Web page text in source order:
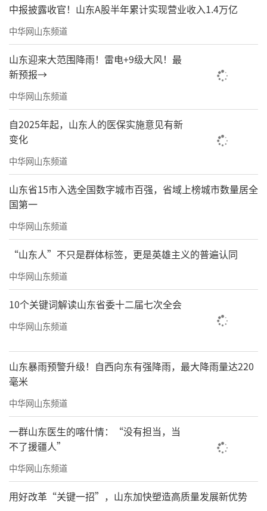
中报披露收官！山东A股半年累计实现营业收入1.4万亿
中华网山东频道
山东迎来大范围降雨！雷电+9级大风！最
新预报→
中华网山东频道
自2025年起，山东人的医保实施意见有新
变化
中华网山东频道
山东省15市入选全国数字城市百强，省域上榜城市数量居全
国第一
中华网山东频道
“山东人”不只是群体标签，更是英雄主义的普遍认同
中华网山东频道
10个关键词解读山东省委十二届七次全会
中华网山东频道
山东暴雨预警升级！自西向东有强降雨，最大降雨量达220
毫米
中华网山东频道
一群山东医生的喀什情：“没有担当，当
不了援疆人”
中华网山东频道
用好改革“关键一招”，山东加快塑造高质量发展新优势